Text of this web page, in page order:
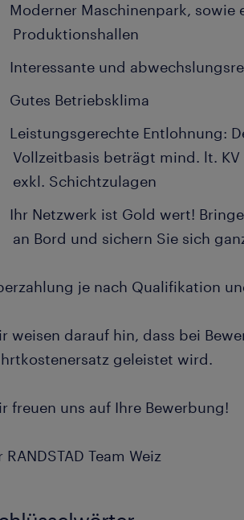
Moderner Maschinenpark, sowie
Produktionshallen
Interessante und
Gutes Betriebsklima
Leistungsgerechte Entlohnung:
Vollzeitbasis beträgt mind. lt.
exkl. Schichtzulagen
Ihr Netzwerk ist Gold wert!
an Bord und sichern Sie sich
je nach Qualifikation
weisen darauf hin, dass bei
geleistet wird.
freuen uns auf Ihre Bewerbung!
RANDSTAD Team Weiz